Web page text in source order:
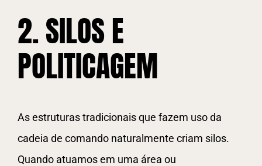
2. SILOS E
POLITICAGEM
As estruturas tradicionais que fazem uso da
cadeia de comando naturalmente criam silos.
Quando atuamos em uma área ou